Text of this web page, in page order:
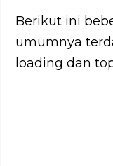
Berikut ini
umumnya
loading dan